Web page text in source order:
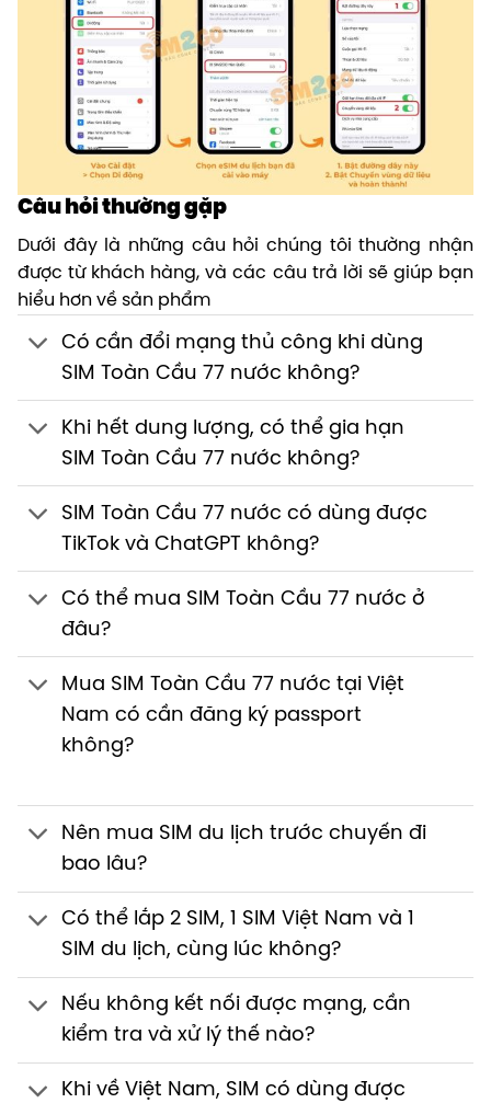
Câu hỏi thường gặp
Dưới đây là những câu hỏi chúng tôi thường nhận
được từ khách hàng, và các câu trả lời sẽ giúp bạn
hiểu hơn về sản phẩm
Có cần đổi mạng thủ công khi dùng
SIM Toàn Cầu 77 nước không?
Khi hết dung lượng, có thể gia hạn
SIM Toàn Cầu 77 nước không?
SIM Toàn Cầu 77 nước có dùng được
TikTok và ChatGPT không?
Có thể mua SIM Toàn Cầu 77 nước ở
đâu?
Mua SIM Toàn Cầu 77 nước tại Việt
Nam có cần đăng ký passport
không?
Nên mua SIM du lịch trước chuyến đi
bao lâu?
Có thể lắp 2 SIM, 1 SIM Việt Nam và 1
SIM du lịch, cùng lúc không?
Nếu không kết nối được mạng, cần
kiểm tra và xử lý thế nào?
Khi về Việt Nam, SIM có dùng được